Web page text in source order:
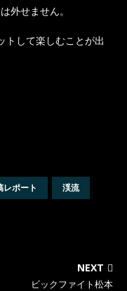
外せません。
トして楽しむことが出
レポート 渓流
NEXT
ビックファイト松本